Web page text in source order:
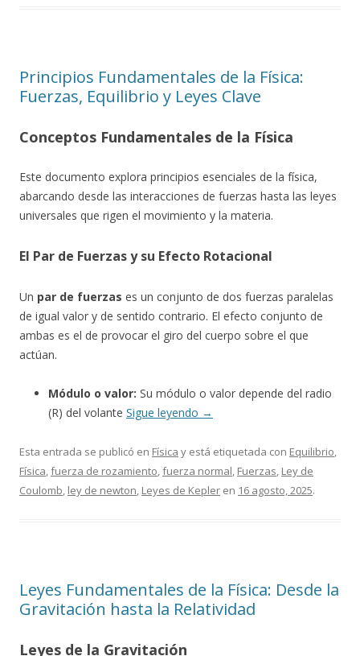
Principios Fundamentales de la Física:
Fuerzas, Equilibrio y Leyes Clave
Conceptos Fundamentales de la Física
Este documento explora principios esenciales de la física,
abarcando desde las interacciones de fuerzas hasta las leyes
universales que rigen el movimiento y la materia.
El Par de Fuerzas y su Efecto Rotacional
Un par de fuerzas es un conjunto de dos fuerzas paralelas
de igual valor y de sentido contrario. El efecto conjunto de
ambas es el de provocar el giro del cuerpo sobre el que
actúan.
Módulo o valor: Su módulo o valor depende del radio
(R) del volante Sigue leyendo →
Esta entrada se publicó en Física y está etiquetada con Equilibrio,
Física,fuerza de rozamiento,fuerza normal, Fuerzas, Ley de
Coulomb, ley de newton, Leyes de Kepler en 16 agosto, 2025.
Leyes Fundamentales de la Física: Desde la
Gravitación hasta la Relatividad
Leyes de la Gravitación